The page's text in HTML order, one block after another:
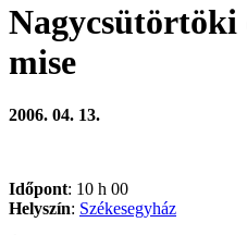
Nagycsütörtöki
mise
2006. 04. 13.
Időpont: 10 h 00
Helyszín: Székesegyház